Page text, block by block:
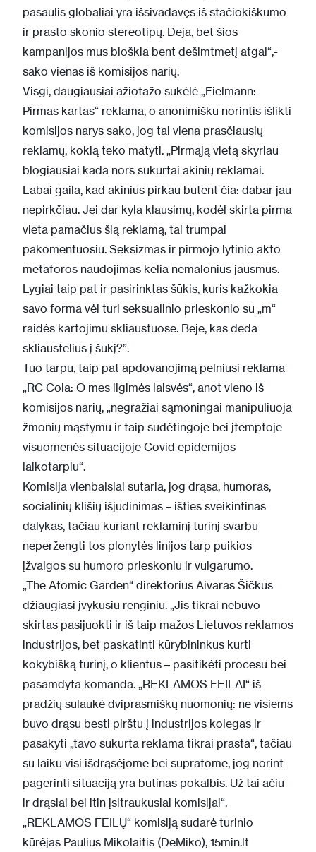
pasaulis globaliai yra išsivadavęs iš stačiokiškumo
ir prasto skonio stereotipų. Deja, bet šios
kampanijos mus bloškia bent dešimtmetį atgal“,-
sako vienas iš komisijos narių.
Visgi, daugiausiai ažiotažo sukėlė „Fielmann:
Pirmas kartas“ reklama, o anonimišku norintis išlikti
komisijos narys sako, jog tai viena prasčiausių
reklamų, kokią teko matyti. „Pirmąją vietą skyriau
blogiausiai kada nors sukurtai akinių reklamai.
Labai gaila, kad akinius pirkau būtent čia: dabar jau
nepirkčiau. Jei dar kyla klausimų, kodėl skirta pirma
vieta pamačius šią reklamą, tai trumpai
pakomentuosiu. Seksizmas ir pirmojo lytinio akto
metaforos naudojimas kelia nemalonius jausmus.
Lygiai taip pat ir pasirinktas šūkis, kuris kažkokia
savo forma vėl turi seksualinio prieskonio su „m“
raidės kartojimu skliaustuose. Beje, kas deda
skliaustelius į šūkį?”.
Tuo tarpu, taip pat apdovanojimą pelniusi reklama
„RC Cola: O mes ilgimės laisvės“, anot vieno iš
komisijos narių, „negražiai sąmoningai manipuliuoja
žmonių mąstymu ir taip sudėtingoje bei įtemptoje
visuomenės situacijoje Covid epidemijos
laikotarpiu“.
Komisija vienbalsiai sutaria, jog drąsa, humoras,
socialinių klišių išjudinimas – išties sveikintinas
dalykas, tačiau kuriant reklaminį turinį svarbu
neperžengti tos plonytės linijos tarp puikios
įžvalgos su humoro prieskoniu ir vulgarumo.
„The Atomic Garden“ direktorius Aivaras Šičkus
džiaugiasi įvykusiu renginiu. „Jis tikrai nebuvo
skirtas pasijuokti ir iš taip mažos Lietuvos reklamos
industrijos, bet paskatinti kūrybininkus kurti
kokybišką turinį, o klientus – pasitikėti procesu bei
pasamdyta komanda. „REKLAMOS FEILAI“ iš
pradžių sulaukė dviprasmiškų nuomonių: ne visiems
buvo drąsu besti pirštu į industrijos kolegas ir
pasakyti „tavo sukurta reklama tikrai prasta“, tačiau
su laiku visi išdrąsėjome bei supratome, jog norint
pagerinti situaciją yra būtinas pokalbis. Už tai ačiū
ir drąsiai bei itin įsitraukusiai komisijai“.
„REKLAMOS FEILŲ“ komisiją sudarė turinio
kūrėjas Paulius Mikolaitis (DeMiko), 15min.lt